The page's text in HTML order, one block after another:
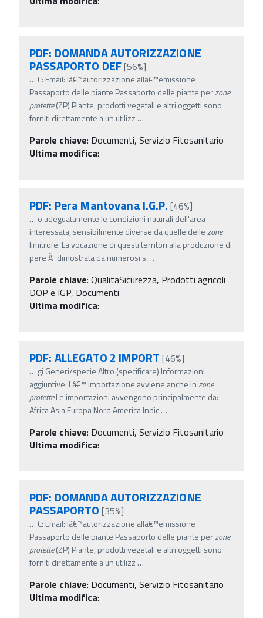
PDF: DOMANDA AUTORIZZAZIONE
PASSAPORTO DEF[56%]
… C: Email: lâ€™autorizzazione allâ€™emissione
Passaporto delle piante Passaporto delle piante perzone
protette(ZP) Piante, prodotti vegetali e altri oggetti sono
forniti direttamente a un utilizz …
Parole chiave: Documenti, Servizio Fitosanitario
Ultima modifica:
PDF: Pera Mantovana I.G.P. [46%]
… o adeguatamente le condizioni naturali dell'area
interessata, sensibilmente diverse da quelle dellezone
limitrofe. La vocazione di questi territori alla produzione di
pere Ã¨ dimostrata da numerosi s …
Parole chiave: QualitaSicurezza, Prodotti agricoli
DOP e IGP, Documenti
Ultima modifica:
PDF: ALLEGATO 2 IMPORT [46%]
… gi Generi/specie Altro (specificare) Informazioni
aggiuntive: Lâ€™ importazione avviene anche inzone
protetteLe importazioni avvengono principalmente da:
Africa Asia Europa Nord America Indic…
Parole chiave: Documenti, Servizio Fitosanitario
Ultima modifica:
PDF: DOMANDA AUTORIZZAZIONE
PASSAPORTO [35%]
… C: Email: lâ€™autorizzazione allâ€™emissione
Passaporto delle piante Passaporto delle piante perzone
protette(ZP) Piante, prodotti vegetali e altri oggetti sono
forniti direttamente a un utilizz …
Parole chiave: Documenti, Servizio Fitosanitario
Ultima modifica: